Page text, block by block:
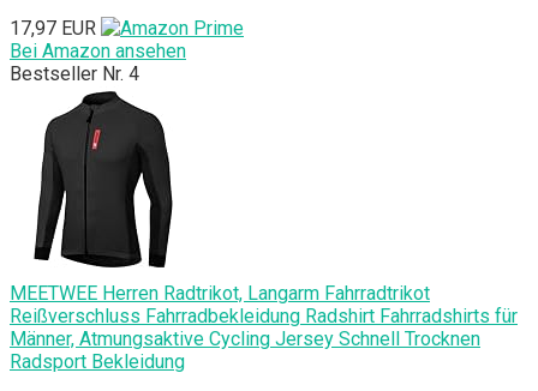
17,97 EUR
Bei Amazon ansehen
Bestseller Nr. 4
MEETWEE Herren Radtrikot, Langarm Fahrradtrikot
Reißverschluss Fahrradbekleidung Radshirt Fahrradshirts für
Männer, Atmungsaktive Cycling Jersey Schnell Trocknen
Radsport Bekleidung